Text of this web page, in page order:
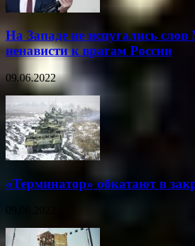
На Западе не испугались слов
ненависти к врагам России
09.06.2022
«Терминатор» обкатают в